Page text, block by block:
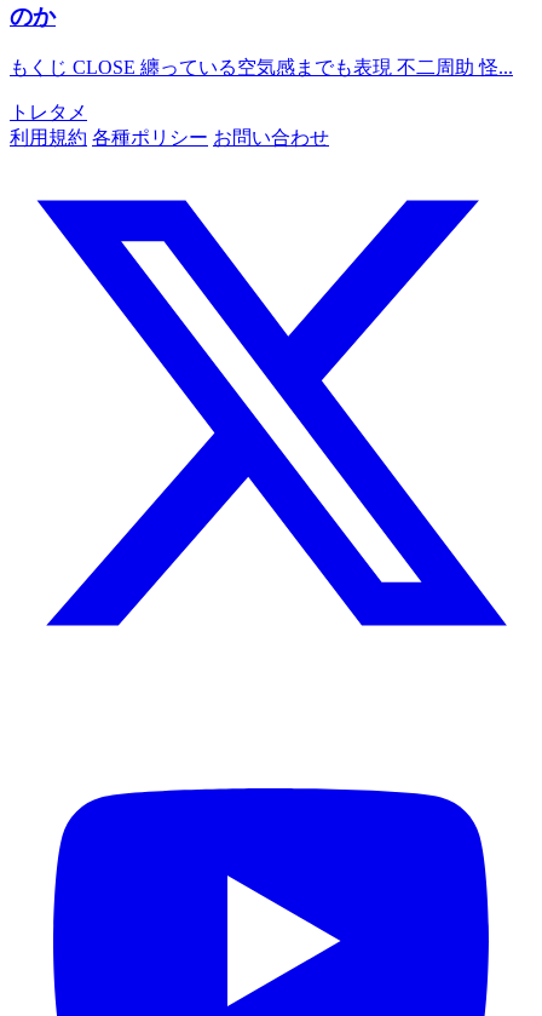
のか
もくじ CLOSE 纏っている空気感までも表現 不二周助 怪...
トレタメ
利用規約 各種ポリシー お問い合わせ